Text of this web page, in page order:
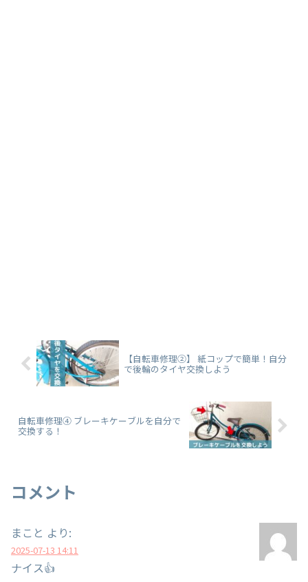
【自転車修理②】 紙コップで簡単！自分
で後輪のタイヤ交換しよう
自転車修理④ ブレーキケーブルを自分で
交換する！
コメント
まこと より:
2025-07-13 14:11
ナイス👍